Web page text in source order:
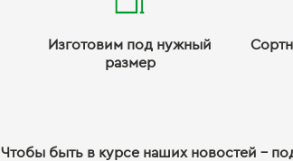
Изготовим под нужный
размер
Чтобы быть в курсе наших новостей -